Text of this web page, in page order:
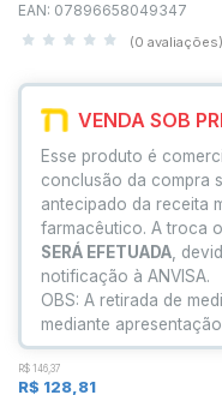
EAN: 07896658049347
(0 avaliações)
VENDA SOB
Esse produto é
conclusão da compra
antecipado da receita
farmacêutico. A troca
SERÁ EFETUADA ,
notificação à ANVISA.
OBS: A retirada de
mediante
R$ 146,37
R$ 128,81